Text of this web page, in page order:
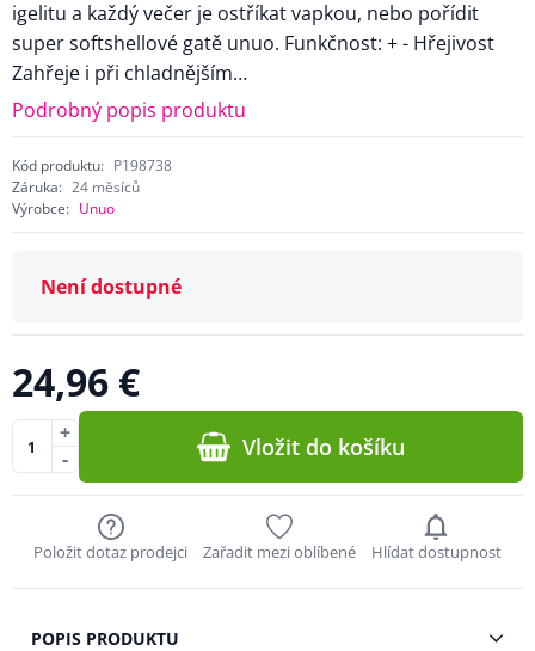
igelitu a každý večer je ostříkat vapkou, nebo pořídit
super softshellové gatě unuo. Funkčnost: + - Hřejivost
Zahřeje i při chladnějším…
Podrobný popis produktu
Kód produktu: P198738
Záruka: 24 měsíců
Výrobce: Unuo
Není dostupné
24,96 €
-
+ Vložit do košíku
Položit dotaz prodejci Zařadit mezi oblíbené Hlídat dostupnost
POPIS PRODUKTU